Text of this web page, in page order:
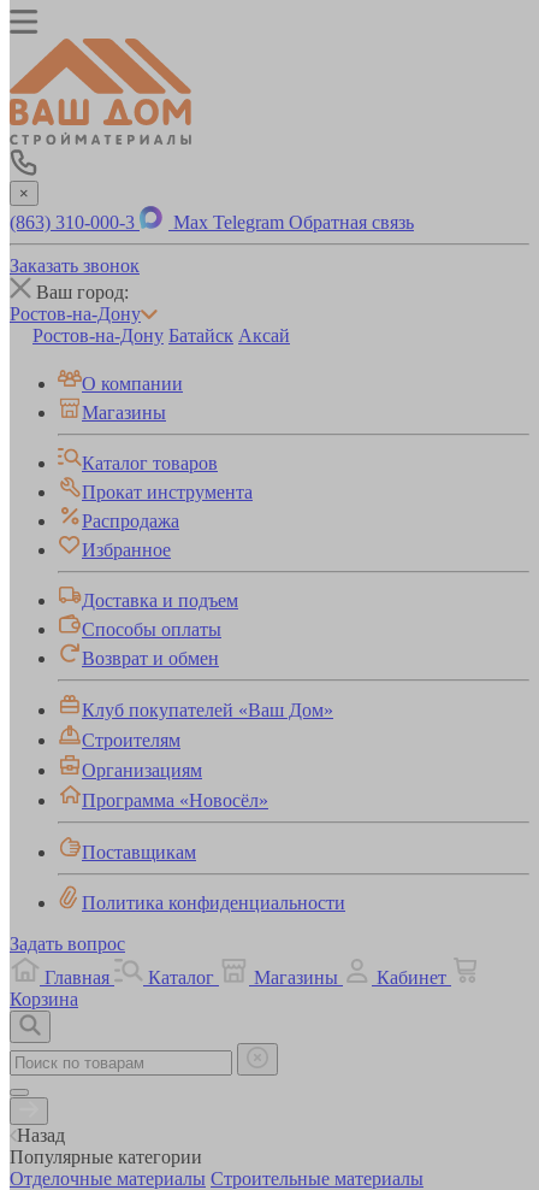
×
(863) 310-000-3 Max Telegram Обратная связь
Заказать звонок
Ваш город:
Ростов-на-Дону
Ростов-на-Дону Батайск Аксай
О компании
Магазины
Каталог товаров
Прокат инструмента
Распродажа
Избранное
Доставка и подъем
Способы оплаты
Возврат и обмен
Клуб покупателей «Ваш Дом»
Строителям
Организациям
Программа «Новосёл»
Поставщикам
Политика конфиденциальности
Задать вопрос
Главная
Каталог Магазины
Кабинет
Корзина
Назад
Популярные категории
Отделочные материалы Строительные материалы